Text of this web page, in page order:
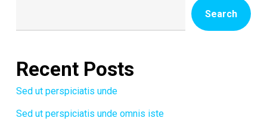
Search
Recent Posts
Sed ut perspiciatis unde
Sed ut perspiciatis unde omnis iste